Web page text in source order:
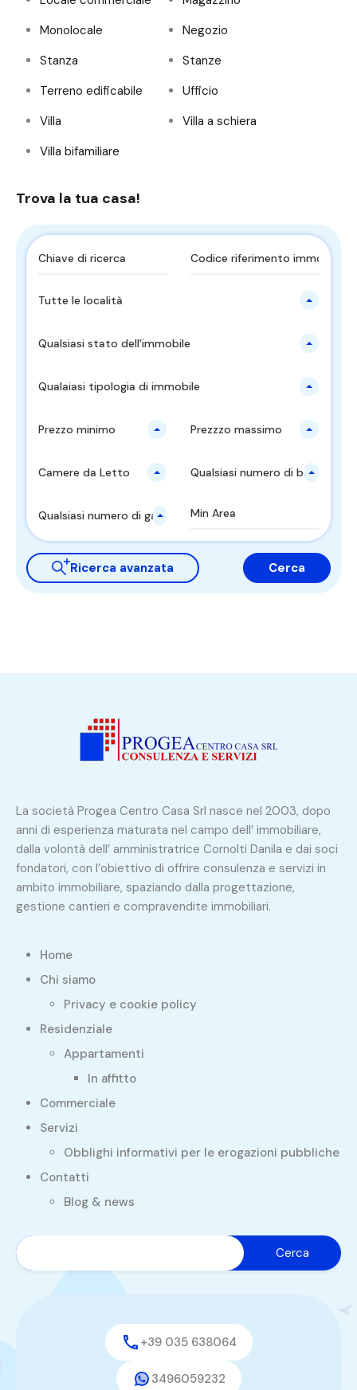
Monolocale
Negozio
Stanza
Stanze
Terreno edificabile
Ufficio
Villa
Villa a schiera
Villa bifamiliare
Trova la tua casa!
Tutte le località
Qualsiasi stato dell'immobile
Qualaiasi tipologia di immobile
Prezzo minimo Prezzzo massimo
Camere da Letto Qualsiasi numero di bagni
Qualsiasi numero di garages
Ricerca avanzata Cerca
La società Progea Centro Casa Srl nasce nel 2003, dopo
anni di esperienza maturata nel campo dell’ immobiliare,
dalla volontà dell’ amministratrice Cornolti Danila e dai soci
fondatori, con l’obiettivo di offrire consulenza e servizi in
ambito immobiliare, spaziando dalla progettazione,
gestione cantieri e compravendite immobiliari.
Home
Chi siamo
Privacy e cookie policy
Residenziale
Appartamenti
In affitto
Commerciale
Servizi
Obblighi informativi per le erogazioni pubbliche
Contatti
Blog & news
+39 035 638064
3496059232